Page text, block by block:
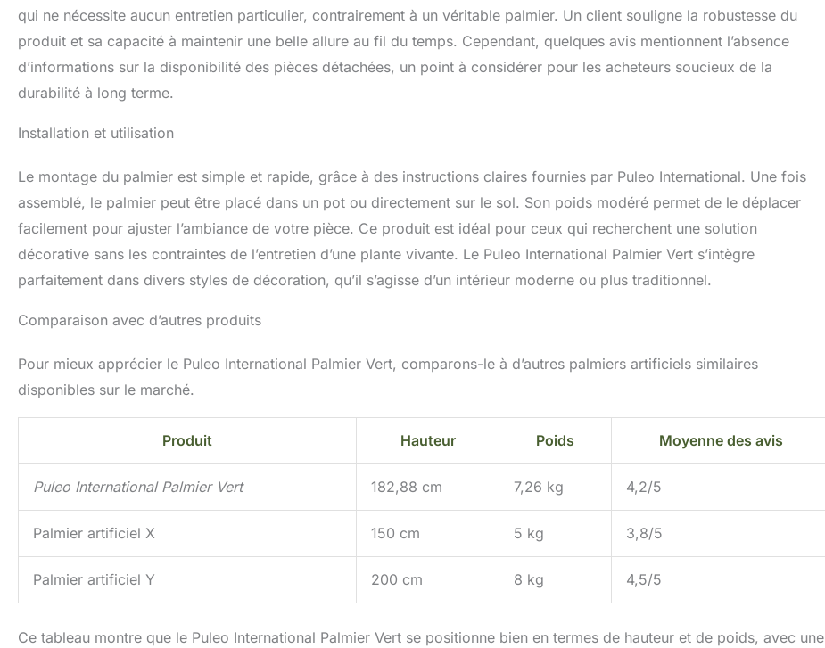
qui ne nécessite aucun entretien particulier, contrairement à un véritable palmier. Un client souligne la robustesse du
produit et sa capacité à maintenir une belle allure au fil du temps. Cependant, quelques avis mentionnent l’absence
d’informations sur la disponibilité des pièces détachées, un point à considérer pour les acheteurs soucieux de la
durabilité à long terme.
Installation et utilisation
Le montage du palmier est simple et rapide, grâce à des instructions claires fournies par Puleo International. Une fois
assemblé, le palmier peut être placé dans un pot ou directement sur le sol. Son poids modéré permet de le déplacer
facilement pour ajuster l’ambiance de votre pièce. Ce produit est idéal pour ceux qui recherchent une solution
décorative sans les contraintes de l’entretien d’une plante vivante. Le Puleo International Palmier Vert s’intègre
parfaitement dans divers styles de décoration, qu’il s’agisse d’un intérieur moderne ou plus traditionnel.
Comparaison avec d’autres produits
Pour mieux apprécier le Puleo International Palmier Vert, comparons-le à d’autres palmiers artificiels similaires
disponibles sur le marché.
Produit Hauteur Poids Moyenne des avis
Puleo International Palmier Vert 182,88 cm 7,26 kg 4,2/5
Palmier artificiel X 150 cm 5 kg 3,8/5
Palmier artificiel Y 200 cm 8 kg 4,5/5
Ce tableau montre que le Puleo International Palmier Vert se positionne bien en termes de hauteur et de poids, avec une